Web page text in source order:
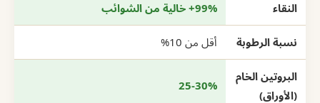
النقاء 99%+ خالية من الشوائب
نسبة الرطوبة أقل من 10%
البروتين الخام
(الأوراق)
25-30%